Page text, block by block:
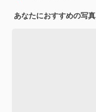
あなたにおすすめの写真